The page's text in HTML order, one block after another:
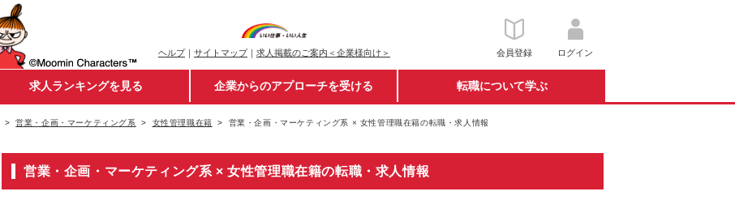
ヘルプ｜ サイトマップ｜ 求人掲載のご案内＜企業様向け＞ 会員登録 ログイン
求人ランキングを見る 企業からのアプローチを受ける 転職について学ぶ
営業・企画・マーケティング系 女性管理職在籍 営業・企画・マーケティング系 × 女性管理職在籍の転職・求人情報
営業・企画・マーケティング系 × 女性管理職在籍の転職・求人情報